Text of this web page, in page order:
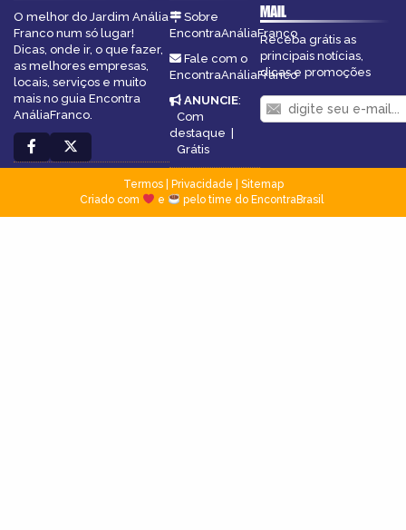
O melhor do Jardim Anália
Franco num só lugar!
Dicas, onde ir, o que fazer,
as melhores empresas,
locais, serviços e muito
mais no guia Encontra
AnáliaFranco.
Sobre
EncontraAnáliaFranco
Fale com o
EncontraAnáliaFranco
ANUNCIE:
Com
destaque |
Grátis
MAIL
Receba grátis as
principais notícias,
dicas e promoções
Termos| Privacidade
Sitemap
Criado com
e pelo time do EncontraBrasil